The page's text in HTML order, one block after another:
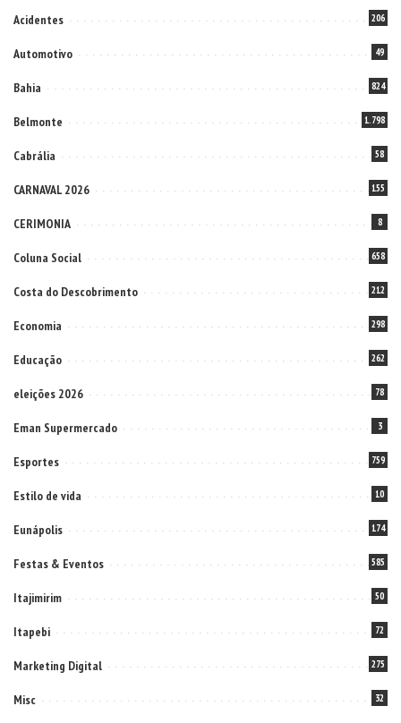
Acidentes 206
Automotivo 49
Bahia 824
Belmonte 1.798
Cabrália 58
CARNAVAL 2026 155
CERIMONIA 8
Coluna Social 658
Costa do Descobrimento 212
Economia 298
Educação 262
eleições 2026 78
Eman Supermercado 3
Esportes 759
Estilo de vida 10
Eunápolis 174
Festas & Eventos 585
Itajimirim 50
Itapebi 72
Marketing Digital 275
Misc 32